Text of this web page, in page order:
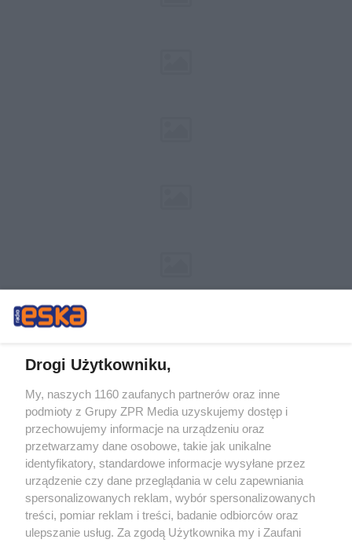
Żaden utwór zamieszczony w serwisie nie może być powielany i
rozpowszechniany lub dalej rozpowszechniany w jakikolwiek sposób (w
tym także elektroniczny lub mechaniczny) na jakimkolwiek polu
eksploatacji w jakiejkolwiek formie, włącznie z umieszczaniem w Internecie
bez pisemnej zgody właściciela praw. Jakiekolwiek użycie lub
wykorzystanie utworów w całości lub w części z naruszeniem prawa, tzn.
bez właściwej zgody, jest zabronione pod groźbą kary i może być ścigane
prawnie.
Drogi Użytkowniku,
My, naszych 1160 zaufanych partnerów oraz inne
podmioty z Grupy ZPR Media uzyskujemy dostęp i
przechowujemy informacje na urządzeniu oraz
przetwarzamy dane osobowe, takie jak unikalne
identyfikatory, standardowe informacje wysyłane przez
urządzenie czy dane przeglądania w celu zapewniania
spersonalizowanych reklam, wybór spersonalizowanych
treści, pomiar reklam i treści, badanie odbiorców oraz
ulepszanie usług. Za zgodą Użytkownika my i Zaufani